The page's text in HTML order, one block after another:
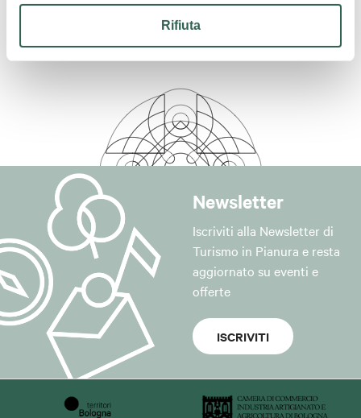
Rifiuta
Ristorante/Sala Colazione
Asciugacapelli
Servizio in camera
Bar
Servizio sveglia
Servizio transfer
Cassetta di sicurezza in camera
Centro business
Telefono in camera
TV in camera
Fax
Televisore uso comune
Newsletter
Iscriviti alla Newsletter di
Turismo in Pianura e resta
aggiornato su eventi e
offerte
ISCRIVITI